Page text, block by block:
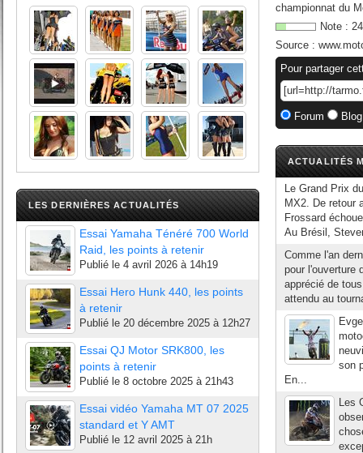
LES DERNIÈRES ACTUALITÉS
Essai Yamaha Ténéré 700 World
Raid, les points à retenir
Publié le 4 avril 2026 à 14h19
Essai Hero Hunk 440, les points
à retenir
Publié le 20 décembre 2025 à 12h27
Essai QJ Motor SRK800, les
points à retenir
Publié le 8 octobre 2025 à 21h43
Essai vidéo Yamaha MT 07 2025
standard et Y AMT
Publié le 12 avril 2025 à 21h
championnat du
Note : 24
Source :
Pour partager
Forum
ACTUALITÉS
Le Grand Prix
MX2. De retour
Frossard
Au Brésil,
Comme l'an
pour l'ouverture
apprécié de
attendu au
son
En...
Les